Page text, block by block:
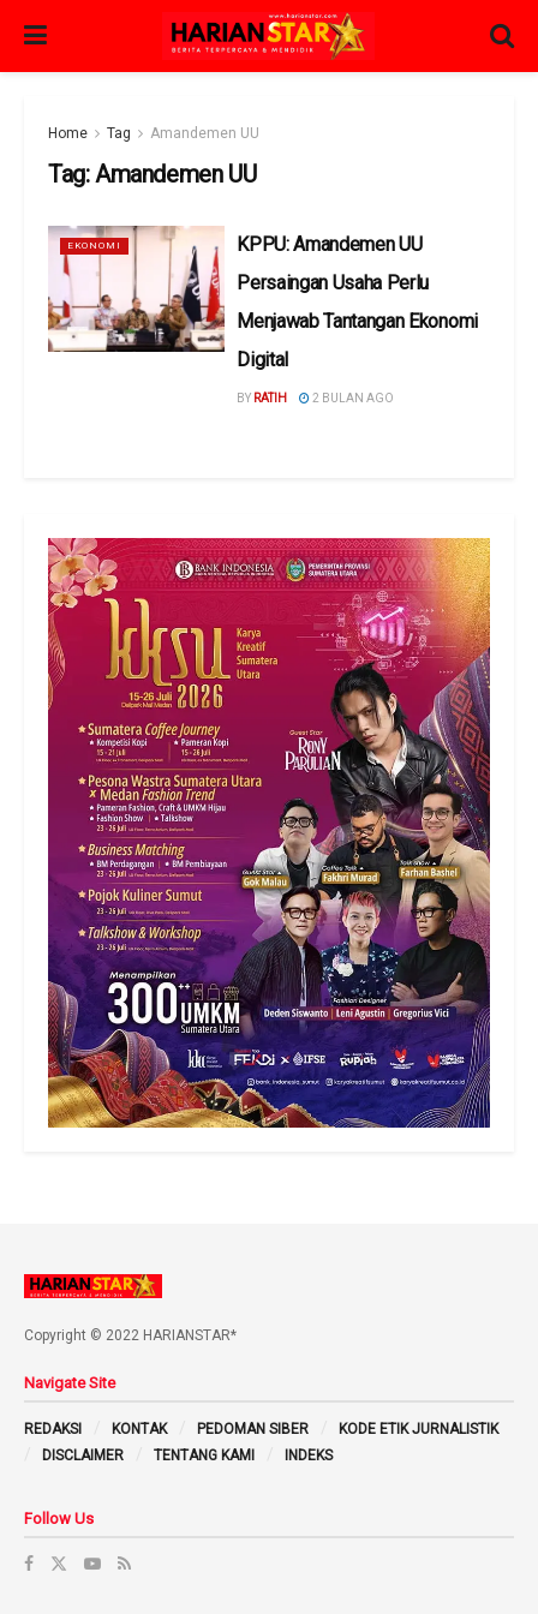
Home Tag Amandemen UU
Tag:Amandemen UU
EKONOMI
KPPU: Amandemen UU
Persaingan Usaha Perlu
Menjawab Tantangan Ekonomi
Digital
BY RATIH 2 BULAN AGO
Copyright © 2022 HARIANSTAR*
Navigate Site
REDAKSI KONTAK PEDOMAN SIBER
KODE ETIK JURNALISTIK
DISCLAIMER
TENTANG KAMI INDEKS
Follow Us